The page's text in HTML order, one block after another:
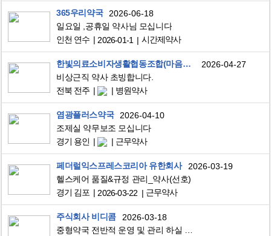
365우리약국
2026-06-18
일요일 ,공휴일 약사님 모십니다
인천 연수
2026-01-1 시간제약사
한빛의료소비자생활협동조합(마음편한요양병원)
2026-04-27
비상근직 약사 초빙합니다.
전북 전주
병원약사
염광플러스약국
2026-04-10
조제실 약무보조 모십니다
경기 용인
근무약사
페더럴익스프레스코리아 유한회사
2026-03-19
헬스케어 품질&규정 관리_약사(선호)
경기 김포
2026-03-22 근무약사
주식회사 비디콤
2026-03-18
중형약국 전반적 운영 및 관리 하실 약사님 구합니다